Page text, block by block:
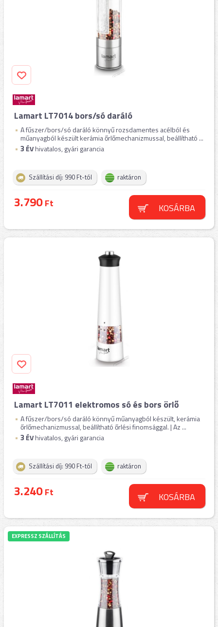
Lamart LT7014 bors/só daráló
A fűszer/bors/só daráló könnyű rozsdamentes acélból és
műanyagból készült kerámia őrlőmechanizmussal, beállítható ...
3 ÉVhivatalos, gyári garancia
Szállítási díj: 990 Ft-tól raktáron
3.790Ft KOSÁRBA
Lamart LT7011 elektromos só és bors örlő
A fűszer/bors/só daráló könnyű műanyagból készült, kerámia
őrlőmechanizmussal, beállítható őrlési finomsággal. | Az ...
3 ÉVhivatalos, gyári garancia
Szállítási díj: 990 Ft-tól raktáron
3.240Ft KOSÁRBA
EXPRESSZ SZÁLLÍTÁS